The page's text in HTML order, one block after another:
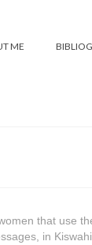
ME
that use
in